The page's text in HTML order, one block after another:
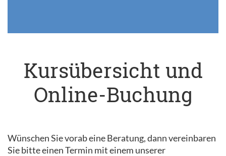
Kursübersicht und
Online-Buchung
Wünschen Sie vorab eine Beratung, dann vereinbaren
Sie bitte einen Termin mit einem unserer